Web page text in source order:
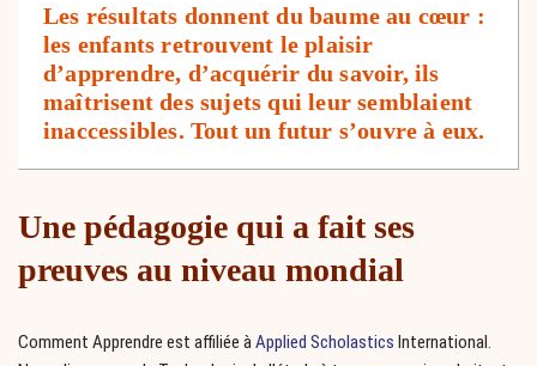
Les résultats donnent du baume au cœur :
les enfants retrouvent le plaisir
d’apprendre, d’acquérir du savoir, ils
maîtrisent des sujets qui leur semblaient
inaccessibles. Tout un futur s’ouvre à eux.
Une pédagogie qui a fait ses
preuves au niveau mondial
Comment Apprendre est affiliée àApplied Scholastics International.